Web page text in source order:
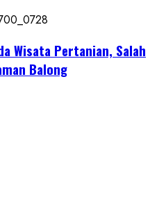
Wisata Pertanian, Salah
Balong